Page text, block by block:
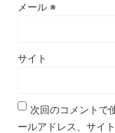
メール ※
サイト
次回のコメントで
ールアドレス、サイ